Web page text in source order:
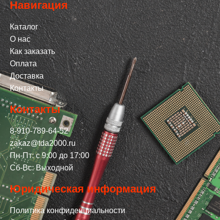
Навигация
Каталог
О нас
Как заказать
Оплата
Доставка
Контакты
Контакты
8-910-789-64-52
zakaz@tda2000.ru
Пн-Пт: с 9:00 до 17:00
Сб-Вс: Выходной
Юридическая информация
Политика конфиденциальности